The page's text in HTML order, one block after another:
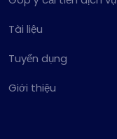
Tài liệu
Tuyển dụng
Giới thiệu